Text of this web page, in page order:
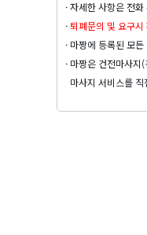
· 자세한 사항은 전
·퇴폐문의 및 요구
· 마짱에 등록된 모
· 마짱은 건전마사
마사지 서비스를